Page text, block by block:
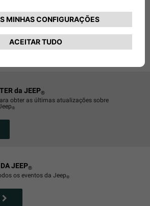
planeado pela aventura, criado para
da JEEP®
obter as últimas atualizações sobre
®
JEEP®
os eventos da Jeep®